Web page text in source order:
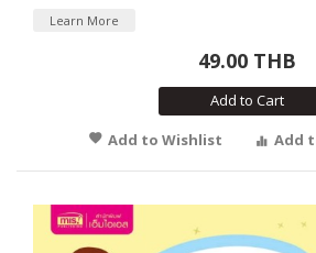
Learn More
49.00 THB
Add to Cart
Add to Wishlist
Add